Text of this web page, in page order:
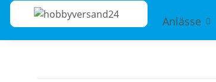
Anlässe